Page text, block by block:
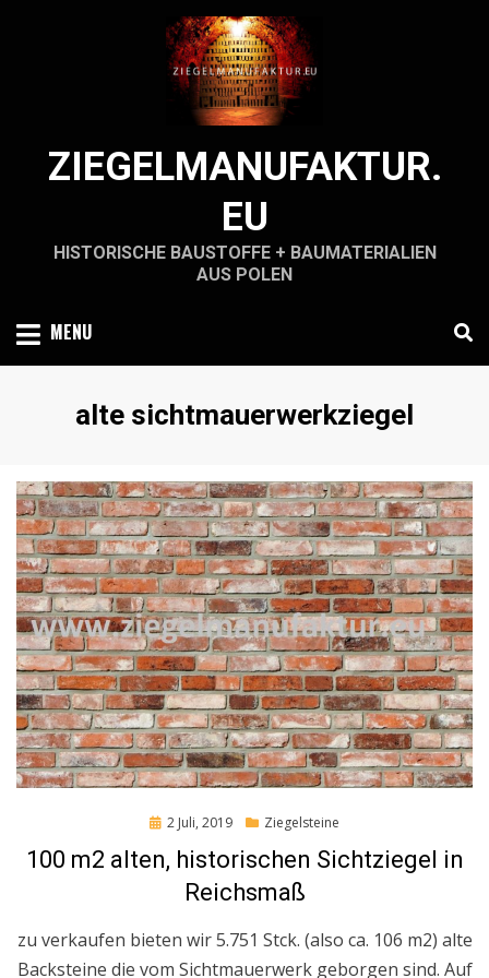
ZIEGELMANUFAKTUR.
EU
HISTORISCHE BAUSTOFFE + BAUMATERIALIEN
AUS POLEN
MENU
Schlagwort
:
alte sichtmauerwerkziegel
Posted
2 Juli, 2019 Ziegelsteine
100 m2 alten, historischen Sichtziegel in
Reichsmaß
zu verkaufen bieten wir 5.751 Stck. (also ca. 106 m2) alte
Backsteine die vom Sichtmauerwerk geborgen sind. Auf